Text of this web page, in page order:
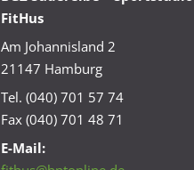
FitHus
Am Johannisland 2
21147 Hamburg
Tel. (040) 701 57 74
Fax (040) 701 48 71
E-Mail: